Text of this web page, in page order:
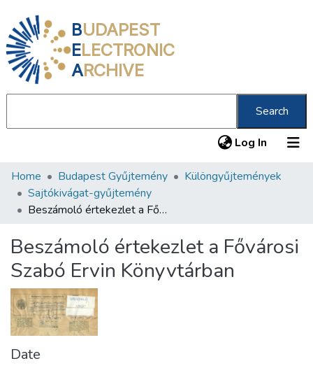
BUDAPEST
ELECTRONIC
ARCHIVE
Search
Log In (current)
Communities & Collections
All of DSpace
About us
Home Budapest Gyűjtemény
Különgyűjtemények
Sajtókivágat-gyűjtemény
Beszámoló értekezlet a Fővárosi Szabó Ervin Könyvtárban
Beszámoló értekezlet a Fővárosi
Szabó Ervin Könyvtárban
Date